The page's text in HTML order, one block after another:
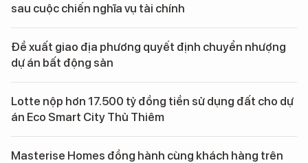
sau cuộc chiến nghĩa vụ tài chính
Đề xuất giao địa phương quyết định chuyển nhượng
dự án bất động sản
Lotte nộp hơn 17.500 tỷ đồng tiền sử dụng đất cho dự
án Eco Smart City Thủ Thiêm
Masterise Homes đồng hành cùng khách hàng trên